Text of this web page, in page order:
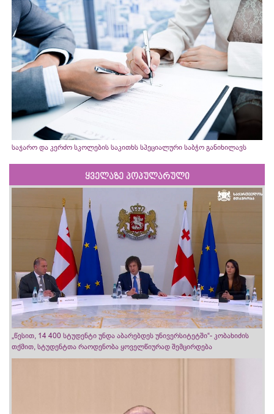
საჯარო და კერძო სკოლების საკითხს სპეციალური საბჭო განიხილავს
ყველაზე პოპულარული
„წესით, 14 400 სტუდენტი უნდა აბარებდეს უნივერსიტეტში“- კობახიძის
თქმით, სტუდენტთა რაოდენობა ყოველწიურად შემცირდება